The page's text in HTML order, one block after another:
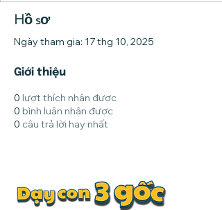
Hồ sơ
Ngày tham gia: 17 thg 10, 2025
Giới thiệu
0 lượt thích nhận được
0 bình luận nhận được
0 câu trả lời hay nhất